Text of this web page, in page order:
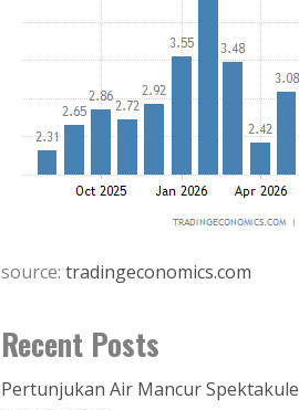
source: tradingeconomics.com
Recent Posts
Pertunjukan Air Mancur